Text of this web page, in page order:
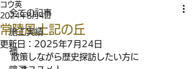
全ての記事
施工実績
襖
常陸風土記の丘
コウ英
2024年8月4日
更新日： 2025年7月24日
散策しながら歴史探訪したい方に